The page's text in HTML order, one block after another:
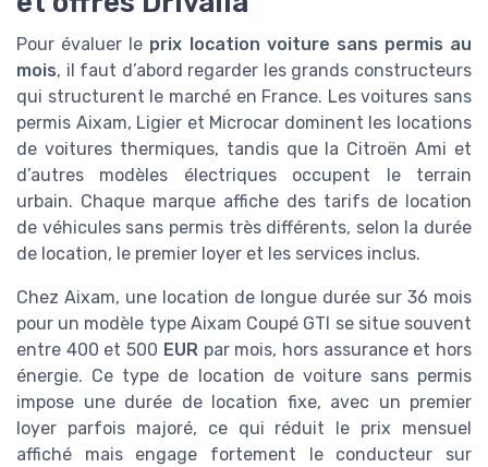
Pour évaluer le prix location voiture sans permis au
mois, il faut d’abord regarder les grands constructeurs
qui structurent le marché en France. Les voitures sans
permis Aixam, Ligier et Microcar dominent les locations
de voitures thermiques, tandis que la Citroën Ami et
d’autres modèles électriques occupent le terrain
urbain. Chaque marque affiche des tarifs de location
de véhicules sans permis très différents, selon la durée
de location, le premier loyer et les services inclus.
Chez Aixam, une location de longue durée sur 36 mois
pour un modèle type Aixam Coupé GTI se situe souvent
entre 400 et 500 EURpar mois, hors assurance et hors
énergie. Ce type de location de voiture sans permis
impose une durée de location fixe, avec un premier
loyer parfois majoré, ce qui réduit le prix mensuel
affiché mais engage fortement le conducteur sur